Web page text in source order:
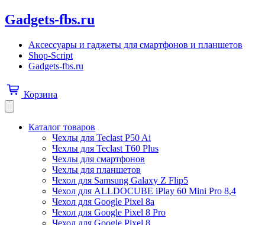
Gadgets-fbs.ru
Аксессуары и гаджеты для смартфонов и планшетов
Shop-Script
Gadgets-fbs.ru
Корзина
Каталог товаров
Чехлы для Teclast P50 Ai
Чехлы для Teclast T60 Plus
Чехлы для смартфонов
Чехлы для планшетов
Чехол для Samsung Galaxy Z Flip5
Чехол для ALLDOCUBE iPlay 60 Mini Pro 8,4
Чехол для Google Pixel 8a
Чехол для Google Pixel 8 Pro
Чехол для Google Pixel 8